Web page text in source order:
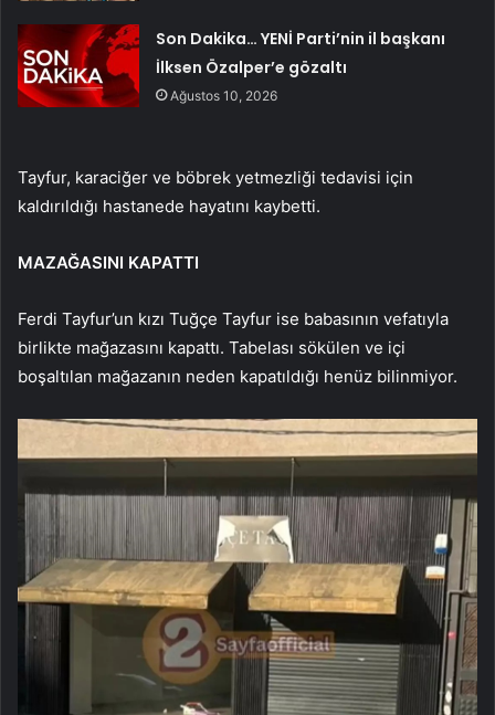
Son Dakika… YENİ Parti’nin il başkanı
İlksen Özalper’e gözaltı
Ağustos 10, 2026
Tayfur, karaciğer ve böbrek yetmezliği tedavisi için
kaldırıldığı hastanede hayatını kaybetti.
MAZAĞASINI KAPATTI
Ferdi Tayfur’un kızı Tuğçe Tayfur ise babasının vefatıyla
birlikte mağazasını kapattı. Tabelası sökülen ve içi
boşaltılan mağazanın neden kapatıldığı henüz bilinmiyor.